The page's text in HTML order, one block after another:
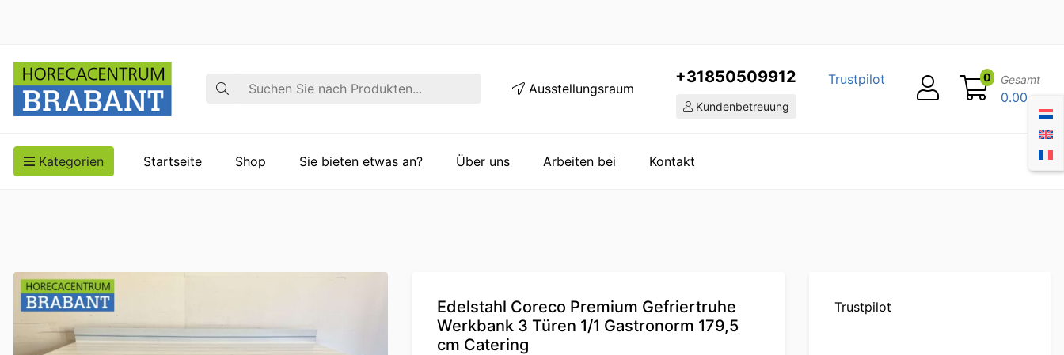
Suche Ausstellungsraum
+31850509912
Kundenbetreuung
Trustpilot 0 Gesamt
0.00
Kategorien Startseite Shop Sie bieten etwas an? Über uns Arbeiten bei Kontakt
Edelstahl Coreco Premium Gefriertruhe
Werkbank 3 Türen 1/1 Gastronorm 179,5
cm Catering
Trustpilot